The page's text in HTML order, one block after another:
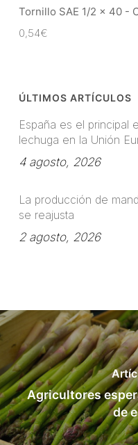
Tornillo SAE 1/2 x 40 -
0,54€
ÚLTIMOS ARTÍCULOS
España es el principal
lechuga en la Unión
4 agosto, 2026
La producción de
se reajusta
2 agosto, 2026
Agricultores
de